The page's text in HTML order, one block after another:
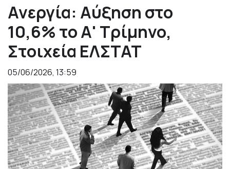
Ανεργία: Αύξηση στο
10,6% το Α' Τρίμηνο,
Στοιχεία ΕΛΣΤΑΤ
05/06/2026, 13:59